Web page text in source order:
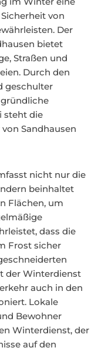
von
Der
bietet
Straßen und
Durch den
geschulter
steht die
Sandhausen
nicht nur die
beinhaltet
Flächen, um
dass die
Frost sicher
der Winterdienst
auch in den
Lokale
Bewohner
Winterdienst, der
auf den